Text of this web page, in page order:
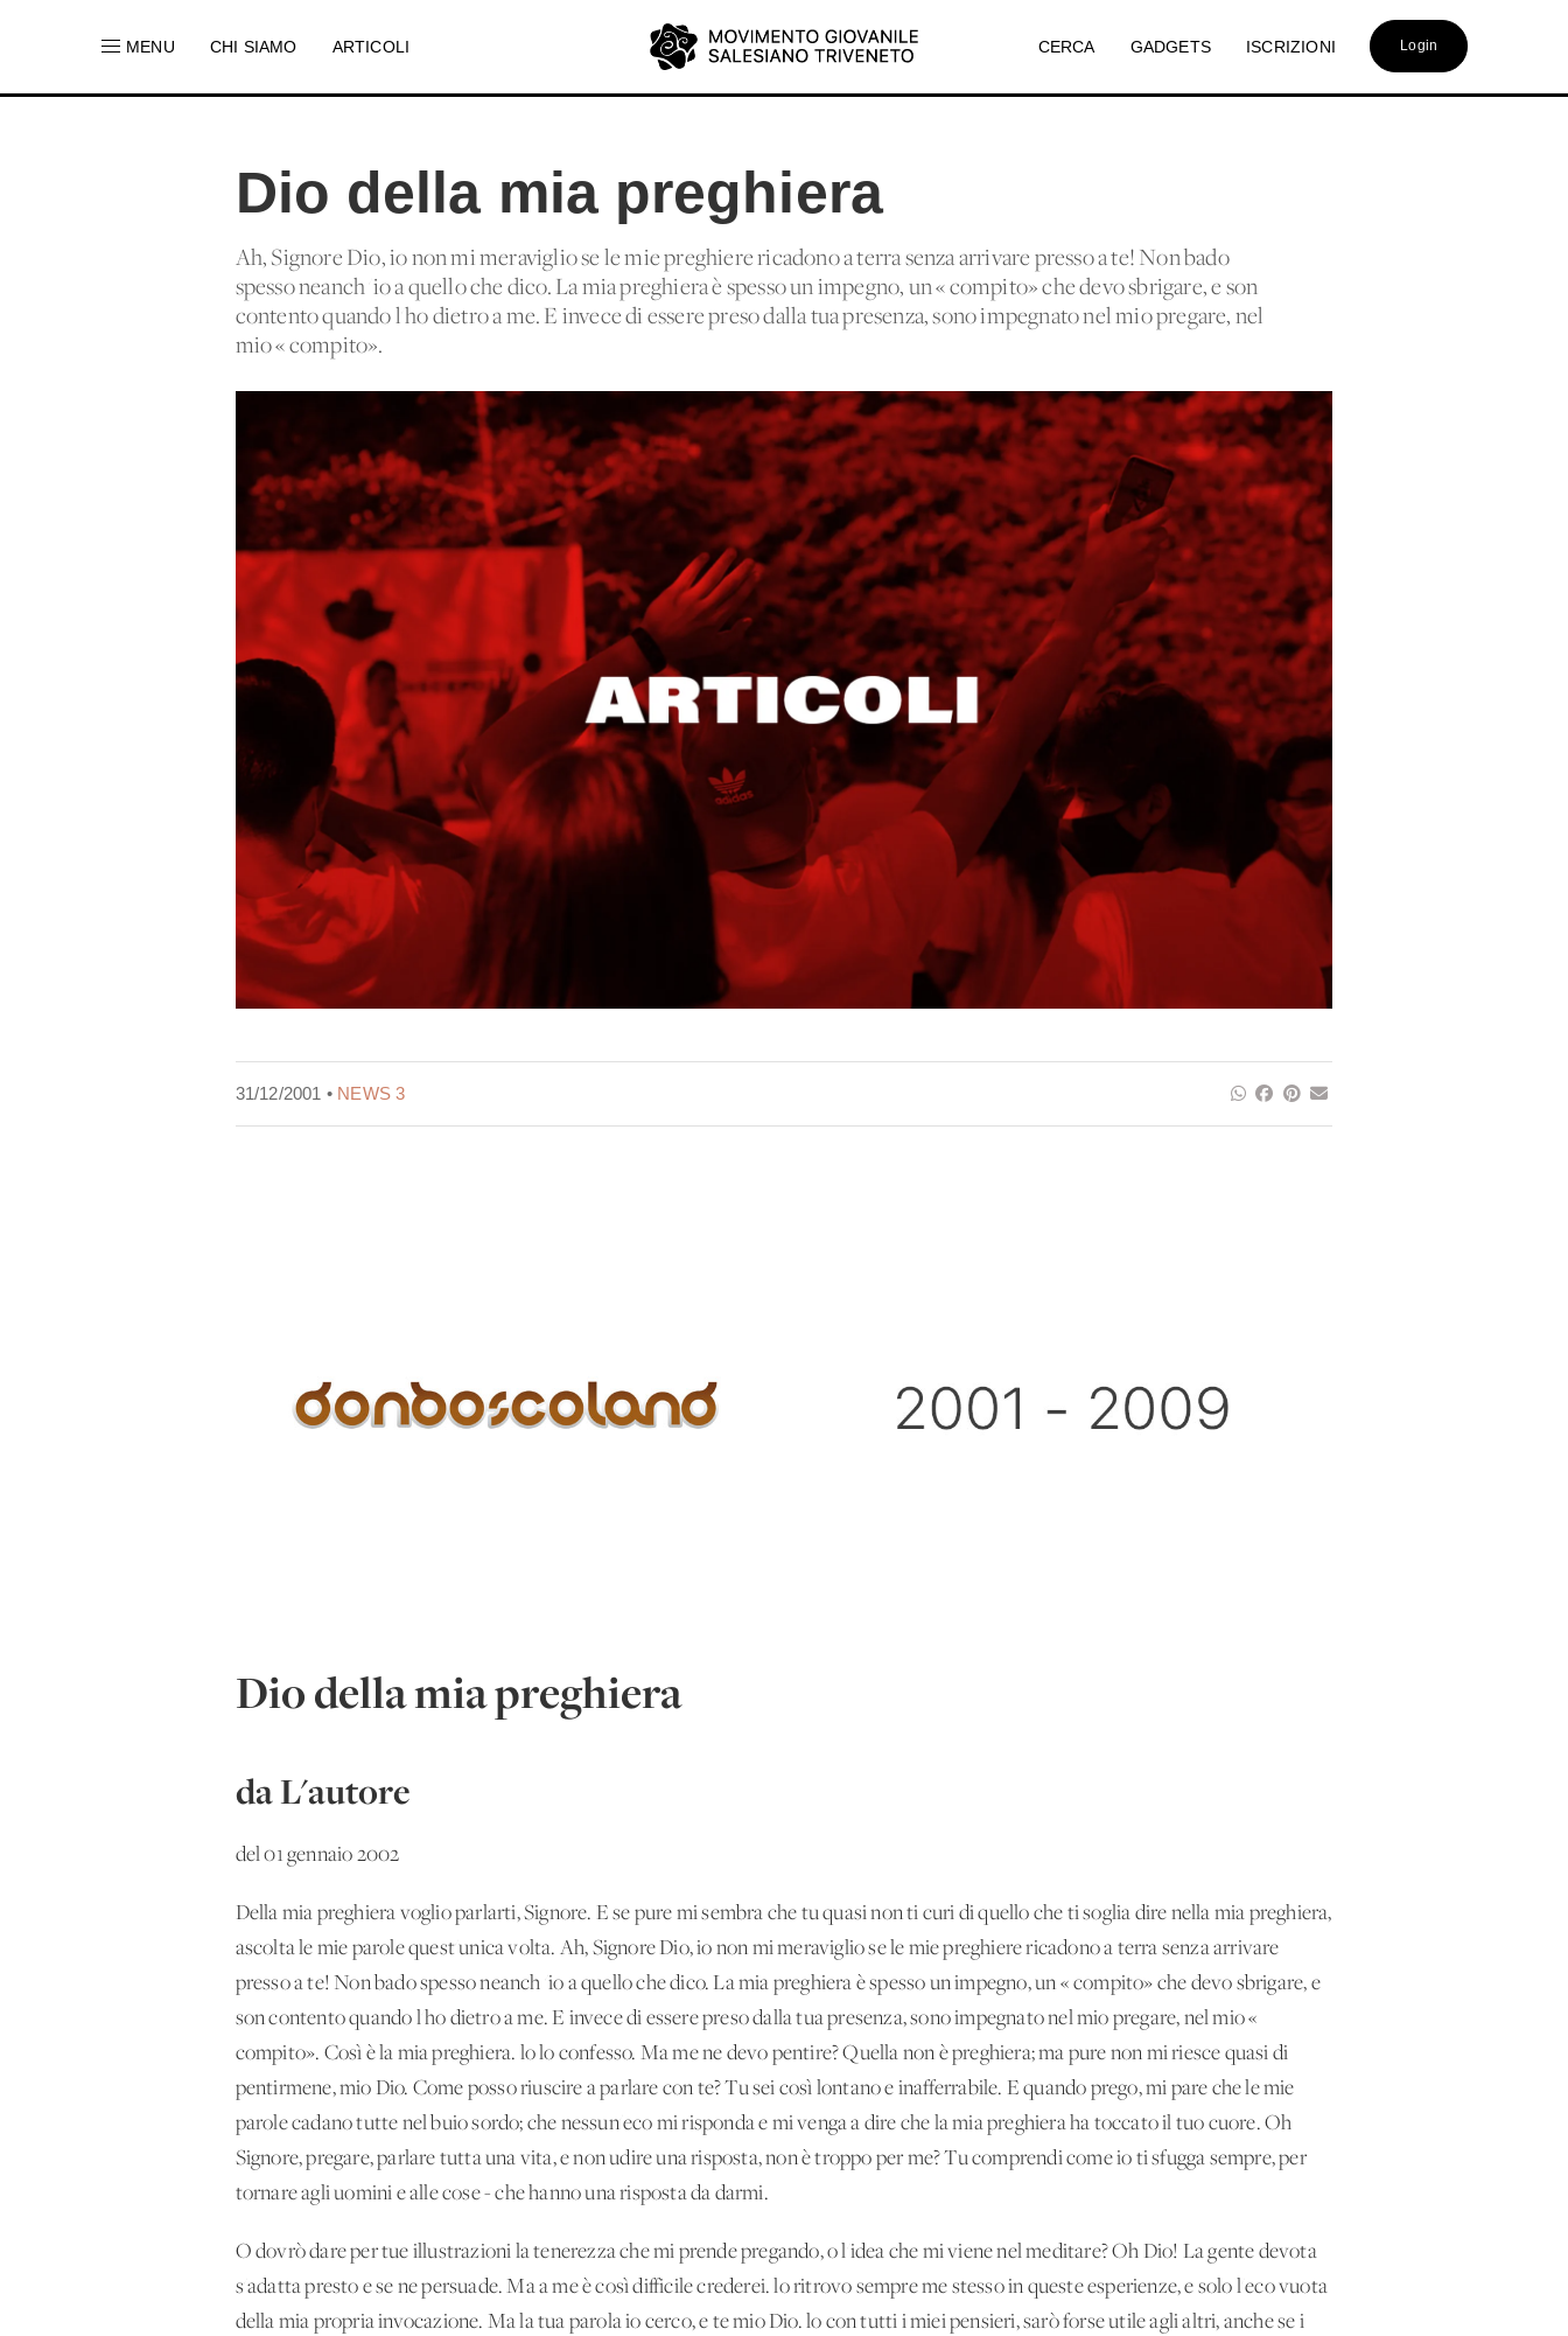
MENU CHI SIAMO ARTICOLI CERCA GADGETS ISCRIZIONI Login
Dio della mia preghiera
Ah, Signore Dio, io non mi meraviglio se le mie preghiere ricadono a terra senza arrivare presso a te! Non bado
spesso neanch 'io a quello che dico. La mia preghiera è spesso un impegno, un « compito» che devo sbrigare, e son
contento quando l'ho dietro a me. E invece di essere preso dalla tua presenza, sono impegnato nel mio pregare, nel
mio « compito».
31/12/2001 • NEWS 3
Dio della mia preghiera
da L'autore
del 01 gennaio 2002
Della mia preghiera voglio parlarti, Signore. E se pure mi sembra che tu quasi non ti curi di quello che ti soglia dire nella mia preghiera,
ascolta le mie parole quest'unica volta. Ah, Signore Dio, io non mi meraviglio se le mie preghiere ricadono a terra senza arrivare
presso a te! Non bado spesso neanch 'io a quello che dico. La mia preghiera è spesso un impegno, un « compito» che devo sbrigare, e
son contento quando l'ho dietro a me. E invece di essere preso dalla tua presenza, sono impegnato nel mio pregare, nel mio «
compito». Così è la mia preghiera. lo lo confesso. Ma me ne devo pentire? Quella non è preghiera; ma pure non mi riesce quasi di
pentirmene, mio Dio. Come posso riuscire a parlare con te? Tu sei così lontano e inafferrabile. E quando prego, mi pare che le mie
parole cadano tutte nel buio sordo; che nessun'eco mi risponda e mi venga a dire che la mia preghiera ha toccato il tuo cuore. Oh
Signore, pregare, parlare tutta una vita, e non udire una risposta, non è troppo per me? Tu comprendi come io ti sfugga sempre, per
tornare agli uomini e alle cose - che hanno una risposta da darmi.
O dovrò dare per tue illustrazioni la tenerezza che mi prende pregando, o l'idea che mi viene nel meditare? Oh Dio! La gente devota
s'adatta presto e se ne persuade. Ma a me è così difficile crederei. lo ritrovo sempre me stesso in queste esperienze, e solo l'eco vuota
della mia propria invocazione. Ma la tua parola io cerco, e te mio Dio. lo con tutti i miei pensieri, sarò forse utile agli altri, anche se i